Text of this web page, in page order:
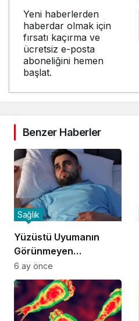
Yeni haberlerden
haberdar olmak için
fırsatı kaçırma ve
ücretsiz e-posta
aboneliğini hemen
başlat.
Benzer Haberler
Yüzüstü Uyumanın
Görünmeyen
Tehlikeleri:
Uzmanlardan Ciddi
Uyarılar
Sağlık
6 ay önce